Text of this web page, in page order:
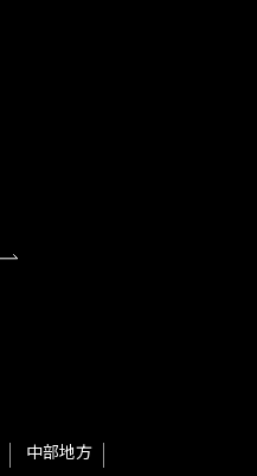
中部地方